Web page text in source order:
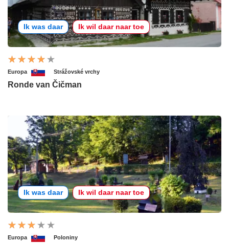
Ik was daar Ik wil daar naar toe
Europa Strážovské vrchy
Ronde van Čičman
Ik was daar Ik wil daar naar toe
Europa Poloniny